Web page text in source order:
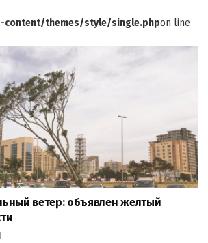
content/themes/style/single.phpon line
ветер: объявлен желтый